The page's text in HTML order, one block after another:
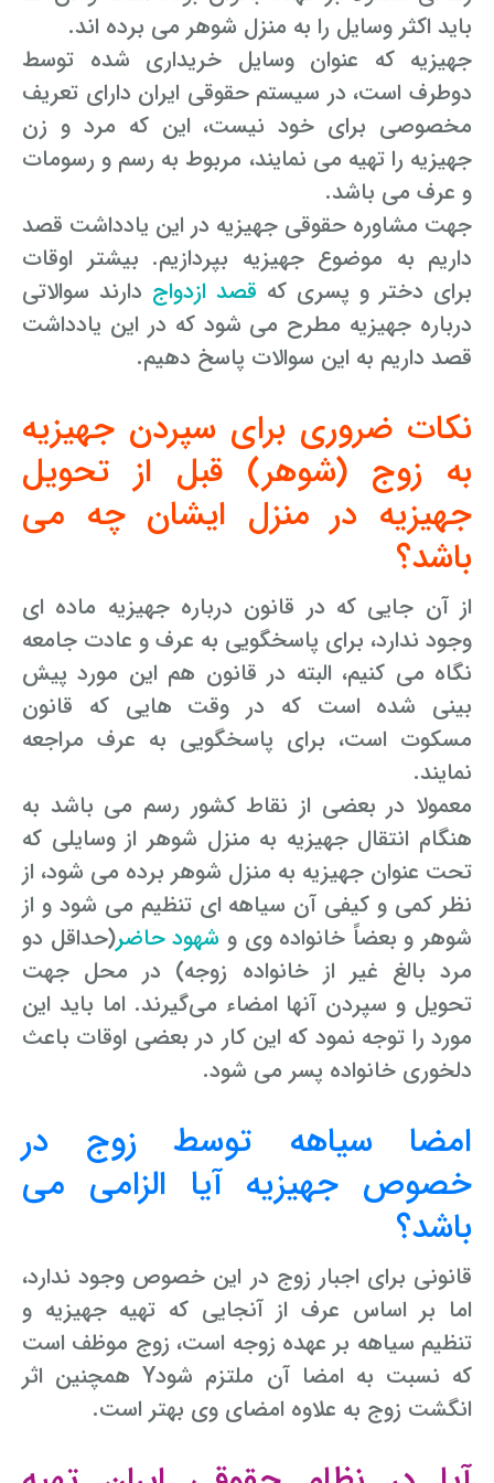
انتشار تصویر و فیلم اشخاص
مشاوره حقوقی جرم هک
مجازات های قانونی در بازی های آنلاین
مشاوره حقوقی جرم لواط
لواط دانش آموزان در مدرسه
مجازات جرم لواط
مشاوره حقوقی جرایم امنیتی داخلی و خارجی
اسید پاشی منتهی به قتل
اسید پاشی منتهی به صدمه
مشاوره حقوقی جرم کشف حجاب
مشاوره حقوقی جرم توهین به مقدسات مذهبی
جرم روزه خواری در ماه رمضان
اهانت شدید به مقدسات (ساب النبی)
اسید پاشی منتهی به از کار افتادن عضو
مجازات حمل اسلحه بدون مجوز
مجازات شکار غیر مجاز
تبانی در معاملات دولتی
اوراق کردن اتومبیل بدون مجوز قانونی
مشاوره حقوقی جرم رشا و ارتشا
مشاوره حقوقی جرم خودکشی
مشاوره حقوقی آلودگی محیط زیست
مشاوره حقوقی مزاحمت واتساپی
اعاده دادرسی در دعوی حقوقی (غیر مالی)
مشاوره رایگان با وکیل مواد مخدر
وکیل مواد مخدر
قانون آلودگی صوتی
شکایت از آلودگی صوتی
وکیل کیفری آنلاین
رویکرد حادثه بدون شاهد
مشاوره حقوقی تخریب
رفع بلاتکلیفی زن در طلاق
آموزش طلاق برای ازدواج با مرد بهتر
وکیل مرد برای طلاق
طلاق کی اقسام
حکم طلاق ۵ ساعته
همه چیز درباره عده طلاق بائن خلعی
اعلام آمادگی برای طلاق
چگونه طلاق بخواهیم؟
وکیل طلاق در گلستان
وکیل طلاق در اهواز
وکیل طلاق در تهران
وکیل طلاق در تبریز
وکیل طلاق در مازندران
وکیل طلاق کرج
وکیل طلاق خیانتی
وکیل ماهر برای طلاق
باید اکثر وسایل را به منزل شوهر می برده اند.
جهیزیه که عنوان وسایل خریداری شده توسط
دوطرف است، در سیستم حقوقی ایران دارای تعریف
مخصوصی برای خود نیست، این که مرد و زن
جهیزیه را تهیه می نمایند، مربوط به رسم و رسومات
و عرف می باشد.
جهت مشاوره حقوقی جهیزیه در این یادداشت قصد
داریم به موضوع جهیزیه بپردازیم. بیشتر اوقات
برای دختر و پسری که قصد ازدواج دارند سوالاتی
درباره جهیزیه مطرح می شود که در این یادداشت
قصد داریم به این سوالات پاسخ دهیم.
نکات ضروری برای سپردن جهیزیه
به زوج (شوهر) قبل از تحویل
جهیزیه در منزل ایشان چه می
باشد؟
از آن جایی که در قانون درباره جهیزیه ماده ای
وجود ندارد، برای پاسخگویی به عرف و عادت جامعه
نگاه می کنیم، البته در قانون هم این مورد پیش
بینی شده است که در وقت هایی که قانون
مسکوت است، برای پاسخگویی به عرف مراجعه
نمایند.
معمولا در بعضی از نقاط کشور رسم می باشد به
هنگام انتقال جهیزیه به منزل شوهر از وسایلی که
تحت عنوان جهیزیه به منزل شوهر برده می شود، از
نظر کمی و کیفی آن سیاهه ای تنظیم می شود و از
شوهر و بعضاً خانواده وی و شهود حاضر(حداقل دو
مرد بالغ غیر از خانواده زوجه) در محل جهت
تحویل و سپردن آنها امضاء می‌گیرند. اما باید این
مورد را توجه نمود که این کار در بعضی اوقات باعث
دلخوری خانواده پسر می شود.
امضا سیاهه توسط زوج در
خصوص جهیزیه آیا الزامی می
باشد؟
قانونی برای اجبار زوج در این خصوص وجود ندارد،
اما بر اساس عرف از آنجایی که تهیه جهیزیه و
تنظیم سیاهه بر عهده زوجه است، زوج موظف است
که نسبت به امضا آن ملتزم شودY همچنین اثر
انگشت زوج به علاوه امضای وی بهتر است.